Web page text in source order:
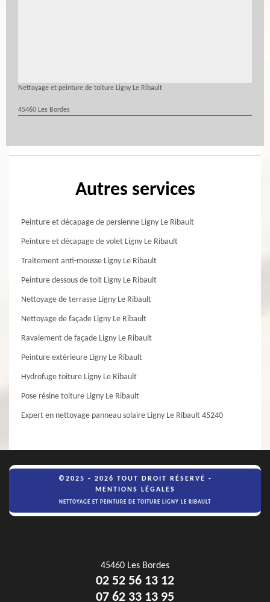
Nettoyage et peinture de toiture Ligny Le Ribault
45460 Les Bordes
Autres services
Peinture et décapage de persienne Ligny Le Ribault
Peinture et décapage de volet Ligny Le Ribault
Traitement anti-mousse Ligny Le Ribault
Peinture dessous de toit Ligny Le Ribault
Nettoyage de terrasse Ligny Le Ribault
Nettoyage de façade Ligny Le Ribault
Ravalement de façade Ligny Le Ribault
Peinture extérieure Ligny Le Ribault
Hydrofuge toiture Ligny Le Ribault
Pose résine toiture Ligny Le Ribault
Expert en nettoyage panneau solaire Ligny Le Ribault 45240
©2025 - 2026 TOUT DROIT RÉSERVÉ -
MENTIONS LÉGALES
NETTOYAGE ET PEINTURE DE TOITURE LIGNY LE RIBAULT
45460 Les Bordes
02 52 56 13 12
07 62 33 13 95